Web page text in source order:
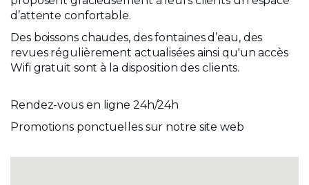
d’attente confortable.
Des boissons chaudes, des fontaines d’eau, des
revues régulièrement actualisées ainsi qu'un accès
Wifi gratuit sont à la disposition des clients.
Rendez-vous en ligne 24h/24h
Promotions ponctuelles sur notre site web